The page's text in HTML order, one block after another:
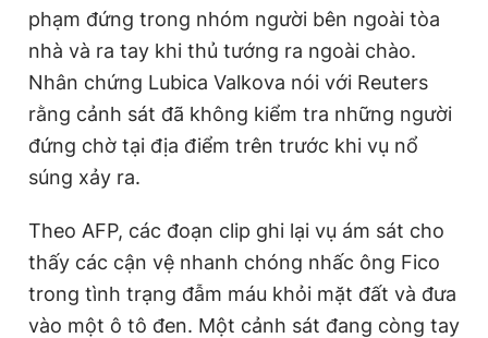
i
m
e
o
n
phạm đứng trong nhóm người bên ngoài tòa
nhà và ra tay khi thủ tướng ra ngoài chào.
Nhân chứng Lubica Valkova nói với Reuters
rằng cảnh sát đã không kiểm tra những người
đứng chờ tại địa điểm trên trước khi vụ nổ
súng xảy ra.
Theo AFP, các đoạn clip ghi lại vụ ám sát cho
thấy các cận vệ nhanh chóng nhấc ông Fico
trong tình trạng đẫm máu khỏi mặt đất và đưa
vào một ô tô đen. Một cảnh sát đang còng tay